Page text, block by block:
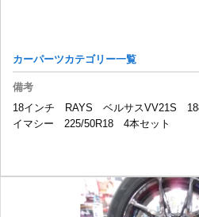
カーパーツカテゴリー一覧
備考
18インチ RAYS ベルサスVV21S
イマシー 225/50R18 4本セット